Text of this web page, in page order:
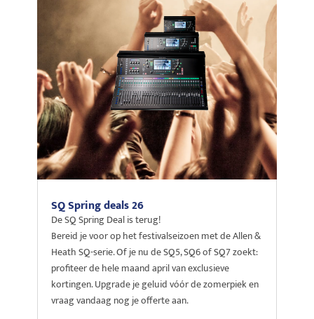
SQ Spring deals 26
De SQ Spring Deal is terug!
Bereid je voor op het festivalseizoen met de Allen &
Heath SQ-serie. Of je nu de SQ5, SQ6 of SQ7 zoekt:
profiteer de hele maand april van exclusieve
kortingen. Upgrade je geluid vóór de zomerpiek en
vraag vandaag nog je offerte aan.